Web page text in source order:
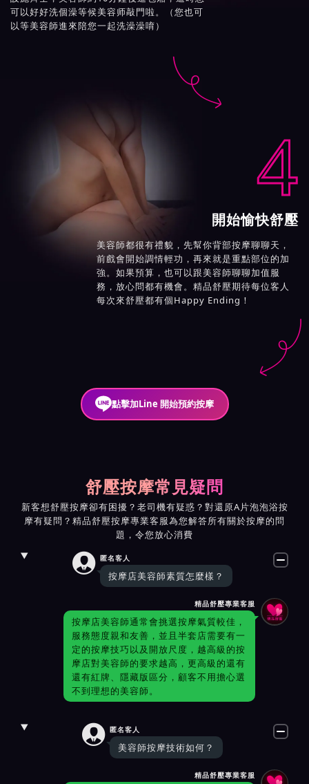
可以好好洗個澡等候美容师敲門啦。（您也可
以等美容師進來陪您一起洗澡澡唷）

4
開始愉快舒壓
美容師都很有禮貌，先幫你背部按摩聊聊天，
前戲會開始調情輕功，再來就是重點部位的加
強。如果預算，也可以跟美容師聊聊加值服
務，放心問都有機會。精品舒壓期待每位客人
每次來舒壓都有個Happy Ending！
點擊加Line 開始預約按摩
舒壓按摩常見疑問
新客想舒壓按摩卻有困擾？老司機有疑惑？對還原A片泡泡浴按
摩有疑問？精品舒壓按摩專業客服為您解答所有關於按摩的問
題，令您放心消費
 匿名客人
按摩店美容師素質怎麼樣？
精品舒壓專業客服
按摩店美容師通常會挑選按摩氣質較佳，
服務態度親和友善，並且半套店需要有一
定的按摩技巧以及開放尺度，越高級的按
摩店對美容師的要求越高，更高級的還有
還有紅牌、隱藏版區分，顧客不用擔心選
不到理想的美容師。
 匿名客人
美容師按摩技術如何？
精品舒壓專業客服